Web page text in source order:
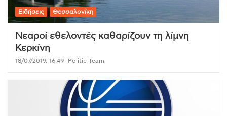
Ειδήσεις Θεσσαλονίκη
Νεαροί εθελοντές καθαρίζουν τη λίμνη
Κερκίνη
18/07/2019, 16:49 Politic Team